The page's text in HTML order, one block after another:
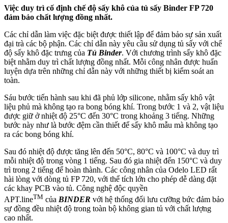
Việc duy trì cố định chế độ sấy khô của tủ sấy Binder FP 720
đảm bảo chất lượng đồng nhất.
Các chỉ dẫn làm việc đặc biệt được thiết lập để đảm bảo sự sản xuất
đại trà các bộ phận. Các chỉ dẫn này yêu cầu sử dụng tủ sấy với chế
độ sấy khô đặc trưng của Tủ Binder. Với chương trình sấy khô đặc
biệt nhằm duy trì chất lượng đồng nhất. Mỗi công nhân được huấn
luyện dựa trên những chỉ dẫn này với những thiết bị kiểm soát an
toàn.
Sáu bước tiến hành sau khi đã phủ lớp silicone, nhằm sấy khô vật
liệu phủ mà không tạo ra bong bóng khí. Trong bước 1 và 2, vật liệu
được giữ ở nhiệt độ 25°C đến 30°C trong khoảng 3 tiếng. Những
bước này như là bước đệm cần thiết để sấy khô mẫu mà không tạo
ra các bong bóng khí.
Sau đó nhiệt độ được tăng lên đến 50°C, 80°C và 100°C và duy trì
mỗi nhiệt độ trong vòng 1 tiếng. Sau đó gia nhiệt đến 150°C và duy
trì trong 2 tiếng để hoàn thành. Các công nhân của Odelo LED rất
hài lòng với dòng tủ FP 720, với thể tích lớn cho phép dễ dàng đặt
các khay PCB vào tủ. Công nghệ độc quyền
APT.lineTM của BINDER với hệ thống đối lưu cưỡng bức đảm bảo
sự đồng đều nhiệt độ trong toàn bộ không gian tủ với chất lượng
cao nhất.